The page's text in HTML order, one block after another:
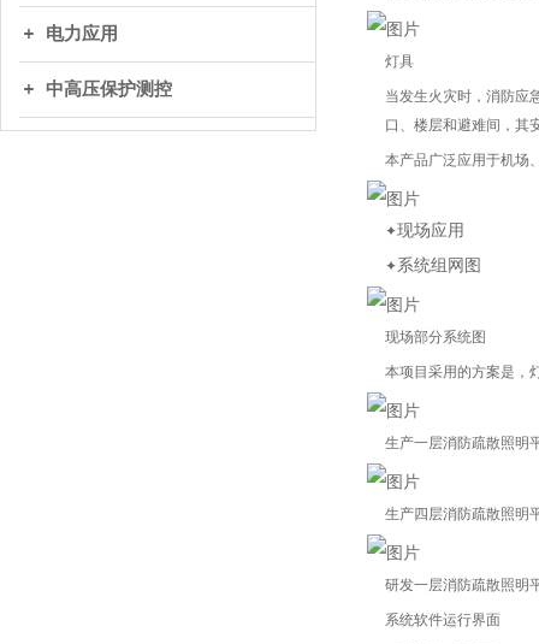
电力应用
中高压保护测控
灯具
当发生火灾时，消防应
口、楼层和避难间，其
本产品广泛应用于机场
✦现场应用
✦系统组网图
现场部分系统图
本项目采用的方案是，
生产一层消防疏散照明
生产四层消防疏散照明
研发一层消防疏散照明
系统软件运行界面